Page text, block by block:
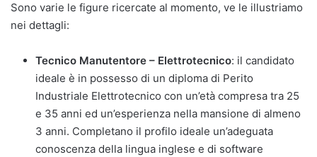
Sono varie le figure ricercate al momento, ve le illustriamo
nei dettagli:
Tecnico Manutentore – Elettrotecnico: il candidato
ideale è in possesso di un diploma di Perito
Industriale Elettrotecnico con un’età compresa tra 25
e 35 anni ed un’esperienza nella mansione di almeno
3 anni. Completano il profilo ideale un’adeguata
conoscenza della lingua inglese e di software